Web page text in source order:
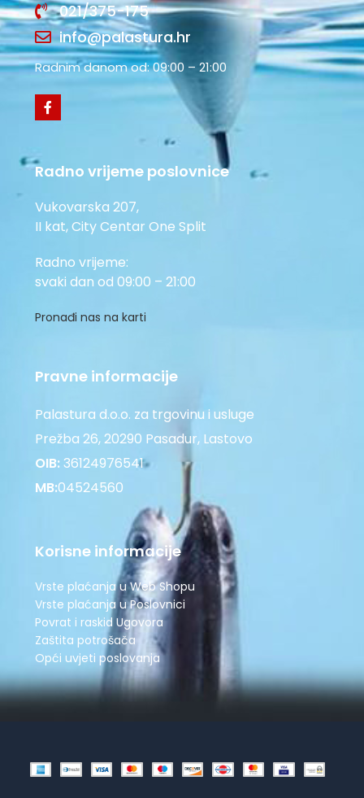
021/375-175
info@palastura.hr
Radnim danom od: 09:00 – 21:00
Radno vrijeme poslovnice
Vukovarska 207,
II kat, City Centar One Split
Radno vrijeme:
svaki dan od 09:00 – 21:00
Pronađi nas na karti
Pravne informacije
Palastura d.o.o. za trgovinu i usluge
Prežba 26, 20290 Pasadur, Lastovo
OIB:36124976541
MB:04524560
Korisne informacije
Vrste plaćanja u Web Shopu
Vrste plaćanja u Poslovnici
Povrat i raskid Ugovora
Zaštita potrošača
Opći uvjeti poslovanja